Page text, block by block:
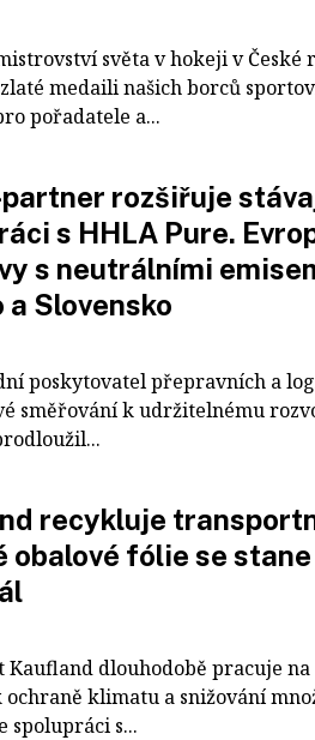
světa v hokeji v České
medaili našich borců
pořadatele a...
rozšiřuje
s HHLA Pure.
s neutrálními
a Slovensko
poskytovatel přepravních a
směřování k udržitelnému
recykluje
obalové fólie se
Kaufland dlouhodobě pracuje
klimatu a snižování
spolupráci s...